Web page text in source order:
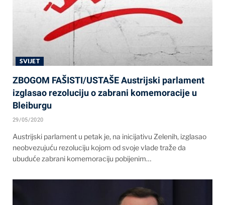
SVIJET
ZBOGOM FAŠISTI/USTAŠE Austrijski parlament
izglasao rezoluciju o zabrani komemoracije u
Bleiburgu
29/05/2020
Austrijski parlament u petak je, na inicijativu Zelenih, izglasao
neobvezujuću rezoluciju kojom od svoje vlade traže da
ubuduće zabrani komemoraciju pobijenim…